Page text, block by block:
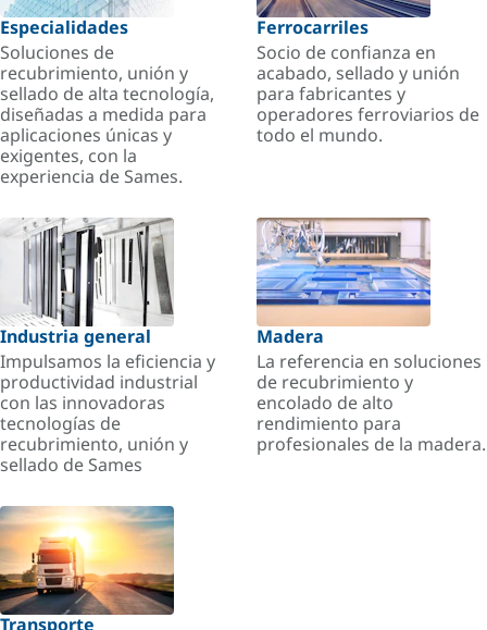
Especialidades
Soluciones de
recubrimiento, unión y
sellado de alta tecnología,
diseñadas a medida para
aplicaciones únicas y
exigentes, con la
experiencia de Sames.
Ferrocarriles
Socio de confianza en
acabado, sellado y unión
para fabricantes y
operadores ferroviarios de
todo el mundo.
Industria general
Impulsamos la eficiencia y
productividad industrial
con las innovadoras
tecnologías de
recubrimiento, unión y
sellado de Sames
Madera
La referencia en soluciones
de recubrimiento y
encolado de alto
rendimiento para
profesionales de la madera.
Transporte